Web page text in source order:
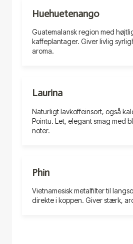
Huehuetenango
Guatemalansk region med
kaffeplantager. Giver livlig
aroma.
Laurina
Naturligt lavkoffeinsort, også
Pointu. Let, elegant smag med
noter.
Phin
Vietnamesisk metalfilter til
direkte i koppen. Giver stærk,